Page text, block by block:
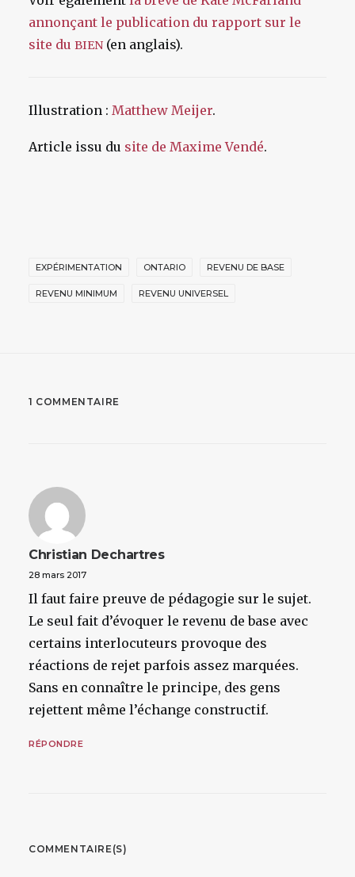
annonçant le publication du rapport sur le
site du BIEN (en anglais).
Illustration : Matthew Meijer.
Article issu du site de Maxime Vendé.
EXPÉRIMENTATION ONTARIO REVENU DE BASE
REVENU MINIMUM REVENU UNIVERSEL
1 COMMENTAIRE
Christian Dechartres
28 mars 2017
Il faut faire preuve de pédagogie sur le sujet.
Le seul fait d’évoquer le revenu de base avec
certains interlocuteurs provoque des
réactions de rejet parfois assez marquées.
Sans en connaître le principe, des gens
rejettent même l’échange constructif.
RÉPONDRE
COMMENTAIRE(S)